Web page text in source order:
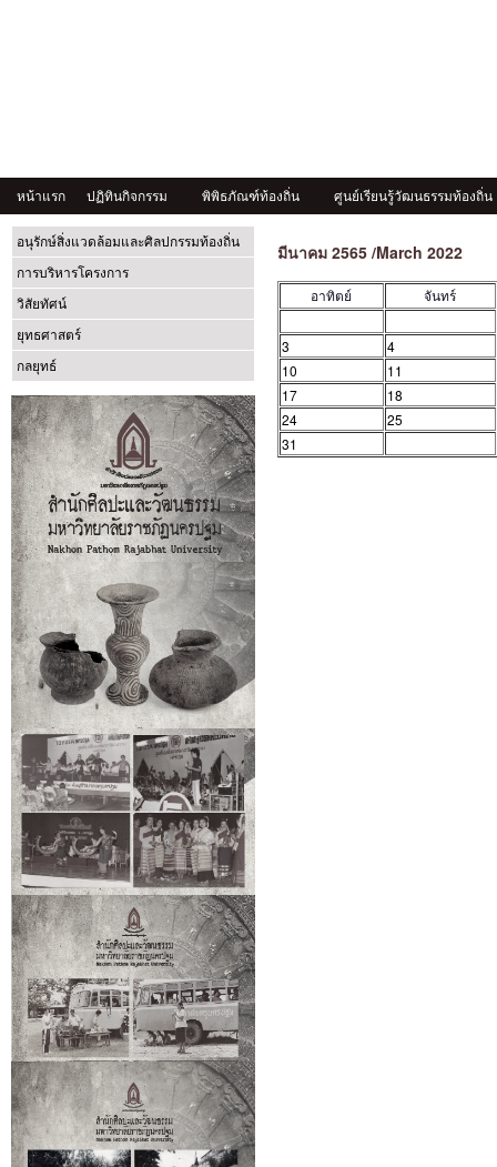
หน้าแรก ปฏิทินกิจกรรม พิพิธภัณฑ์ท้องถิ่น ศูนย์เรียนรู้วัฒนธรรมท้องถิ่น
อนุรักษ์สิ่งแวดล้อมและศิลปกรรมท้องถิ่น
การบริหารโครงการ
วิสัยทัศน์
ยุทธศาสตร์
กลยุทธ์
มีนาคม 2565 /March 2022
อาทิตย์ จันทร์
3
4
10
11
17
18
24
25
31